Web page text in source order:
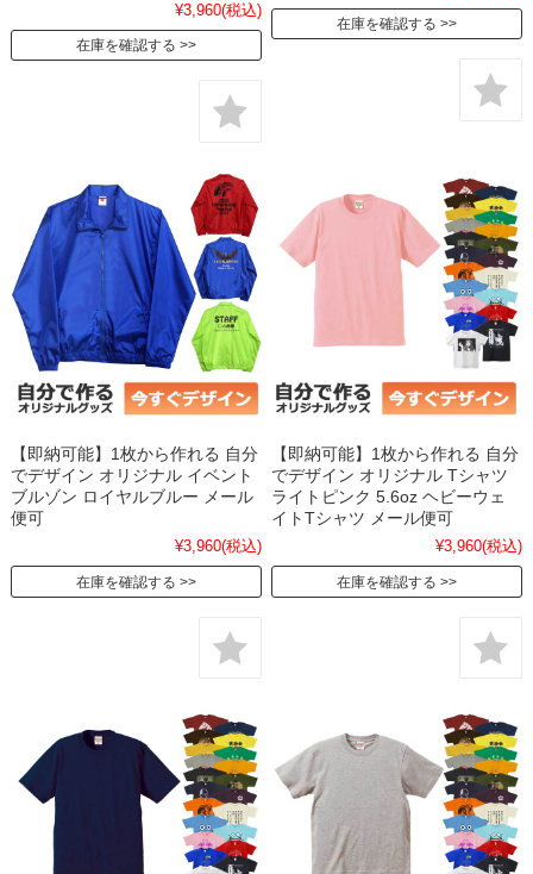
¥3,960(税込)
在庫を確認する
在庫を確認する
【即納可能】1枚から作れる 自分
でデザイン オリジナル イベント
ブルゾン ロイヤルブルー メール
便可
¥3,960(税込)
在庫を確認する
【即納可能】1枚から作れる 自分
でデザイン オリジナル Tシャツ
ライトピンク 5.6oz ヘビーウェ
イトTシャツ メール便可
¥3,960(税込)
在庫を確認する